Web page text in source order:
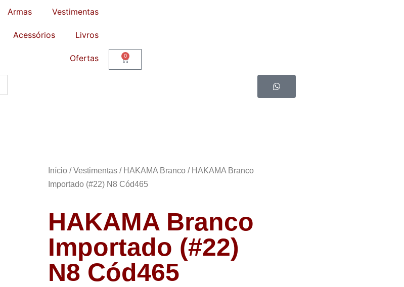
Armas Vestimentas
Acessórios Livros
Ofertas 0
Início /Vestimentas / HAKAMA Branco / HAKAMA Branco
Importado (#22) N8 Cód465
HAKAMA Branco
Importado (#22)
N8 Cód465